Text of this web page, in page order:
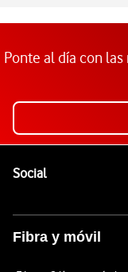
Ponte al día con
SocialEnlaces a las
Fibra y móvil